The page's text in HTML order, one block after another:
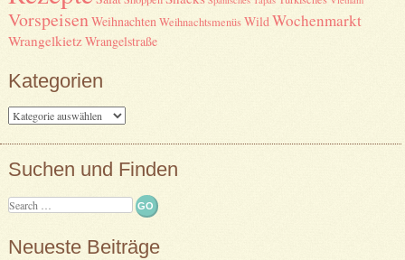
VorspeisenWeihnachtenWeihnachtsmenüsWildWochenmarkt
WrangelkietzWrangelstraße
Kategorien
Kategorien
Suchen und Finden
Search
Neueste Beiträge